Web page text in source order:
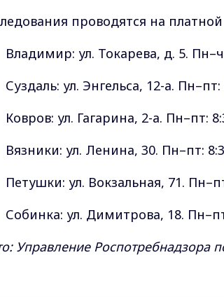
проводятся на
Владимир: ул. Токарева, д. 5.
Суздаль: ул. Энгельса, 12-а. Пн–пт:
Ковров: ул. Гагарина, 2-а. Пн–пт:
Вязники: ул. Ленина, 30. Пн–пт:
Петушки: ул. Вокзальная, 71.
Собинка: ул. Димитрова, 18.
Управление Роспотребнадзора